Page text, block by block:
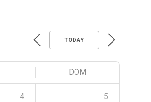
TODAY
DOM
4 5